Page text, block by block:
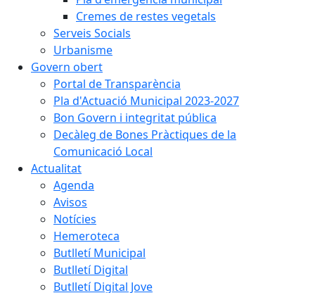
Cremes de restes vegetals
Serveis Socials
Urbanisme
Govern obert
Portal de Transparència
Pla d'Actuació Municipal 2023-2027
Bon Govern i integritat pública
Decàleg de Bones Pràctiques de la
Comunicació Local
Actualitat
Agenda
Avisos
Notícies
Hemeroteca
Butlletí Municipal
Butlletí Digital
Butlletí Digital Jove